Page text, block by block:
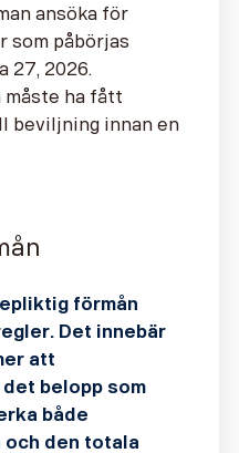
ansöka för
påbörjas
27, 2026.
måste ha fått
beviljning innan en
förmån
Det innebär
att
belopp som
både
den totala